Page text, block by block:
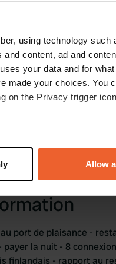
using technology such
content, ad and
your data and for
made your choices. You
on the Privacy trigger
to within several
in the
and to analyse our
analytics partners who
your use of their
Allow
port de plaisance -
payer la nuit - 8
finlandais - rapport au